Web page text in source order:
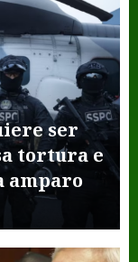
ser
tortura e
amparo